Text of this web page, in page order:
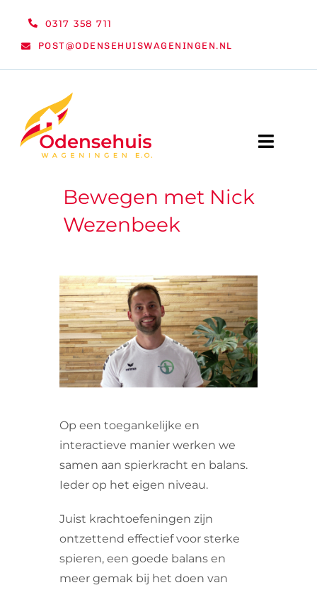
0317 358 711
POST@ODENSEHUISWAGENINGEN.NL
Toggle
WELKOM
ORGANISATIE
VRIJWILLIGERS & STAGIAIRES
CONTACT
Bewegen met Nick
Wezenbeek
Op een toegankelijke en
interactieve manier werken we
samen aan spierkracht en balans.
Ieder op het eigen niveau.
Juist krachtoefeningen zijn
ontzettend effectief voor sterke
spieren, een goede balans en
meer gemak bij het doen van